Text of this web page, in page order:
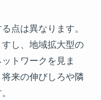
点は異なります。
し、地域拡大型の
トワークを見ま
来の伸びしろや隣